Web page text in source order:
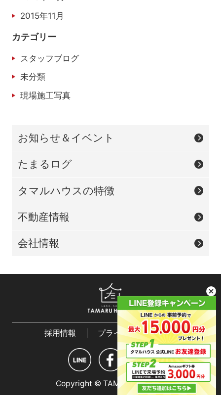
2015年11月
カテゴリー
スタッフブログ
未分類
現場施工写真
お知らせ＆イベント
たまるログ
タマルハウスの特徴
不動産情報
会社情報
採用情報 プライバシーポリシー
Copyright © TAMARU HOUSE